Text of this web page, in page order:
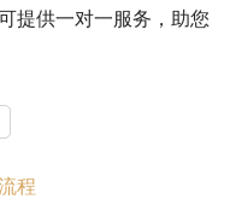
提供一对一服务，助您
程